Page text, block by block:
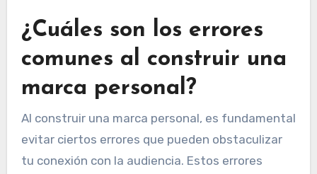
¿Cuáles son los errores
comunes al construir una
marca personal?
Al construir una marca personal, es fundamental
evitar ciertos errores que pueden obstaculizar
tu conexión con la audiencia. Estos errores